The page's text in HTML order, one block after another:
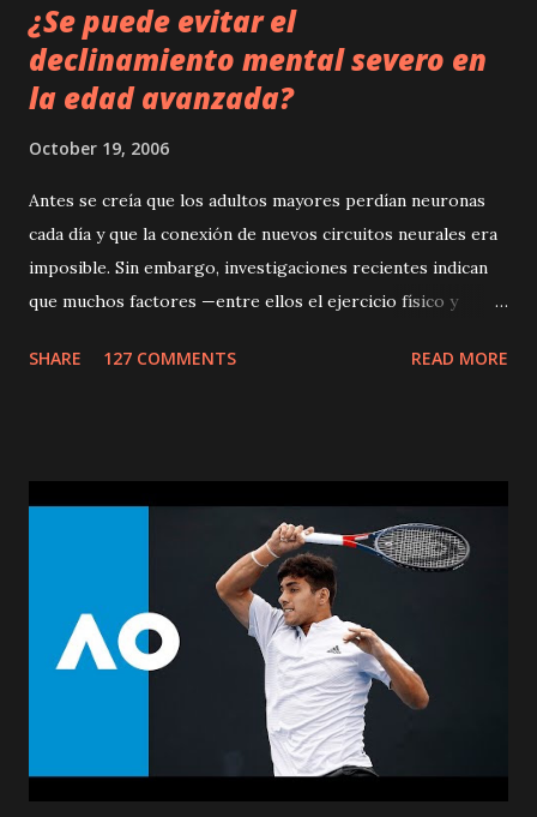
¿Se puede evitar el
declinamiento mental severo en
la edad avanzada?
October 19, 2006
Antes se creía que los adultos mayores perdían neuronas
cada día y que la conexión de nuevos circuitos neurales era
imposible. Sin embargo, investigaciones recientes indican
que muchos factores —entre ellos el ejercicio físico y
esta manera ayudar a mantener una efectiva lucidez mental.
productiva, debido a que la experiencia y sabiduría de la
gente mayor puede contrarrestar ese declinamiento. La
investigación sugiere que la gente que le pone nuevos
retos a su cerebro, tiene más probabilidad de mantener la
función mental activa cuando envejece, y que incluso puede
alejar el riesgo de Alzheimer. Por otra parte, dado que la
actividad física reduce el estrés y la depresión actúa como
un protector de las funciones cerebrales. Los estudios
realizados en personas centenarias, s...
SHARE 127 COMMENTS READ MORE